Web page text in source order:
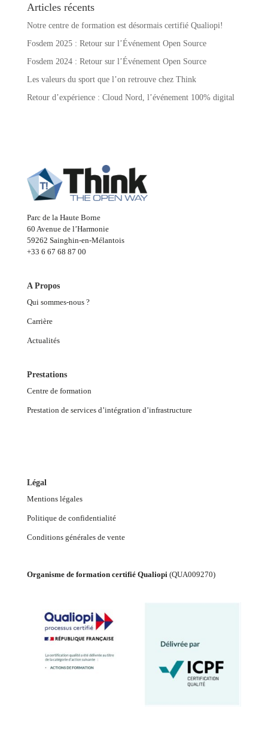
Articles récents
Notre centre de formation est désormais certifié Qualiopi!
Fosdem 2025 : Retour sur l’Événement Open Source
Fosdem 2024 : Retour sur l’Événement Open Source
Les valeurs du sport que l’on retrouve chez Think
Retour d’expérience : Cloud Nord, l’événement 100% digital
Parc de la Haute Borne
60 Avenue de l’Harmonie
59262 Sainghin-en-Mélantois
+33 6 67 68 87 00
A Propos
Qui sommes-nous ?
Carrière
Actualités
Prestations
Centre de formation
Prestation de services d’intégration d’infrastructure
Légal
Mentions légales
Politique de confidentialité
Conditions générales de vente
Organisme de formation certifié Qualiopi(QUA009270)